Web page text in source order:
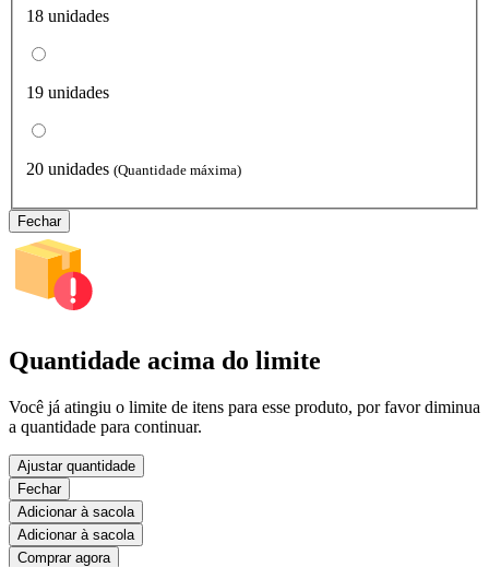
18 unidades
19 unidades
20 unidades (Quantidade máxima)
Fechar
Quantidade acima do limite
Você já atingiu o limite de itens para esse produto, por favor diminua
a quantidade para continuar.
Ajustar quantidade
Fechar
Adicionar à sacola
Adicionar à sacola
Comprar agora